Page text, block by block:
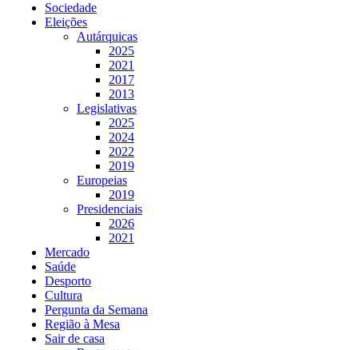
Sociedade
Eleições
Autárquicas
2025
2021
2017
2013
Legislativas
2025
2024
2022
2019
Europeias
2019
Presidenciais
2026
2021
Mercado
Saúde
Desporto
Cultura
Pergunta da Semana
Região à Mesa
Sair de casa